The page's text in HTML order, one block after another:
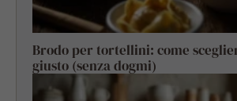
Brodo per tortellini: come
giusto (senza dogmi)